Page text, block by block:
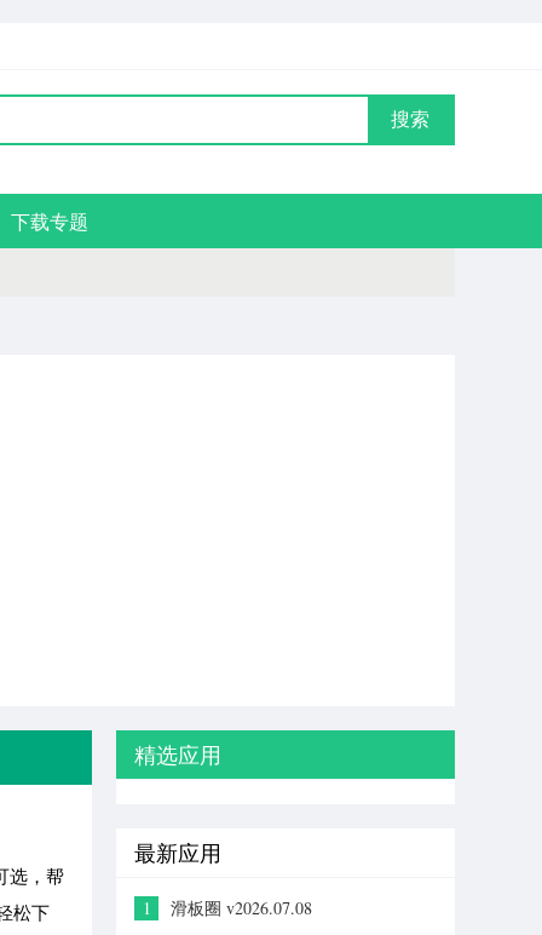
搜索
下载专题
选，帮
松下
精选应用
最新应用
1
滑板圈 v2026.07.08